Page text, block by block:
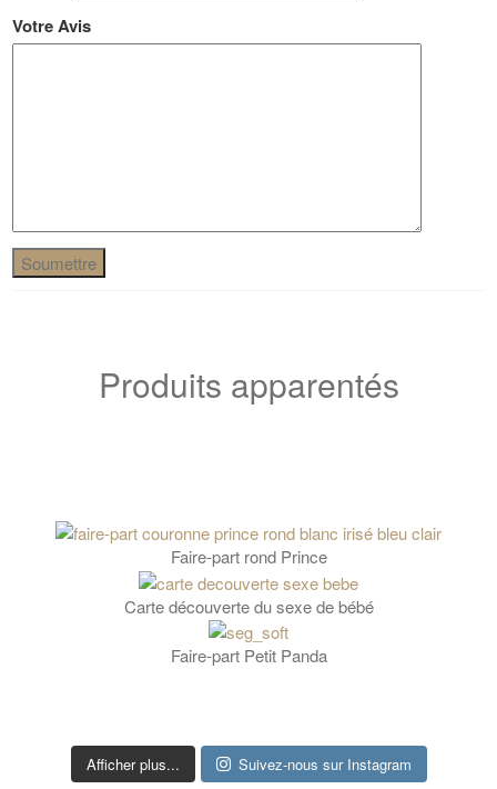
Votre Avis
Produits apparentés
Faire-part rond Prince
Carte découverte du sexe de bébé
Faire-part Petit Panda
Afficher plus... Suivez-nous sur Instagram